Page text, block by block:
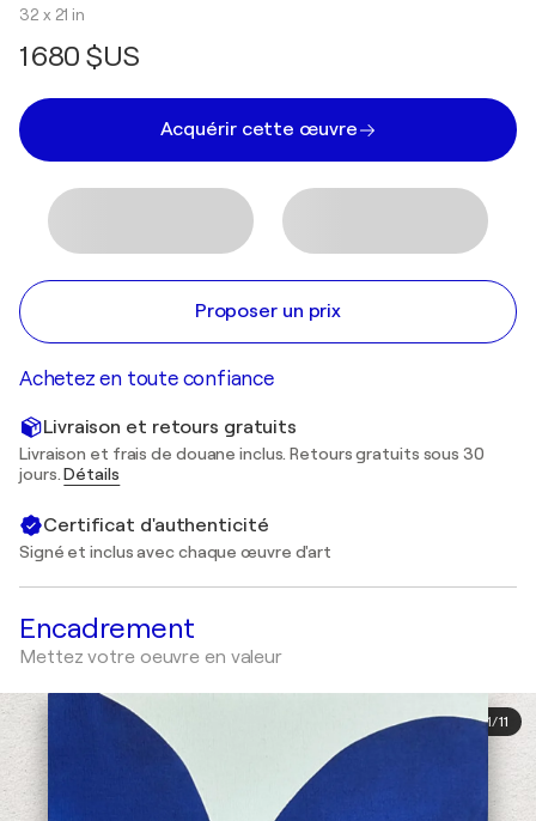
32 x 21 in
1 680 $US
Acquérir cette œuvre
Proposer un prix
Achetez en toute confiance
Livraison et retours gratuits
Livraison et frais de douane inclus. Retours gratuits sous 30
jours.Détails
Certificat d'authenticité
Signé et inclus avec chaque œuvre d'art
Encadrement
Mettez votre oeuvre en valeur
1/11